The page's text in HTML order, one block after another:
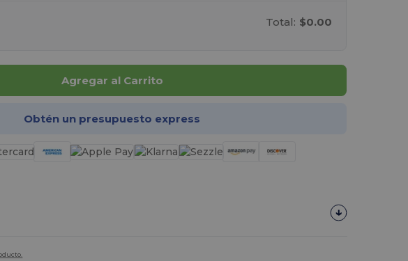
Total: $0.00
Agregar al Carrito
Obtén un presupuesto express